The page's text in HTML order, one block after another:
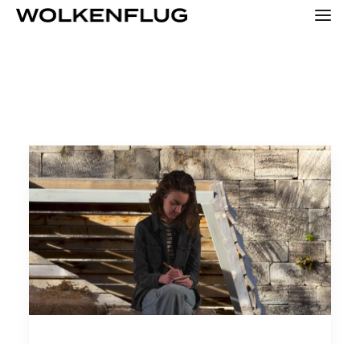
PRESSE
HOME
YOUNG
KONZEPT
MENSCHEN